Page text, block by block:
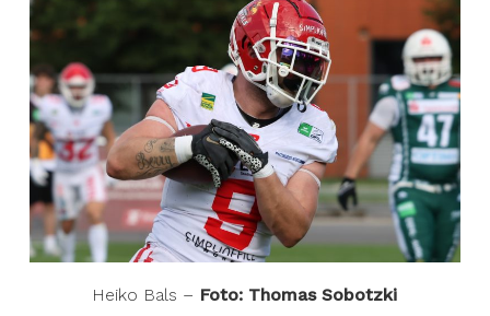
Heiko Bals – Foto: Thomas Sobotzki